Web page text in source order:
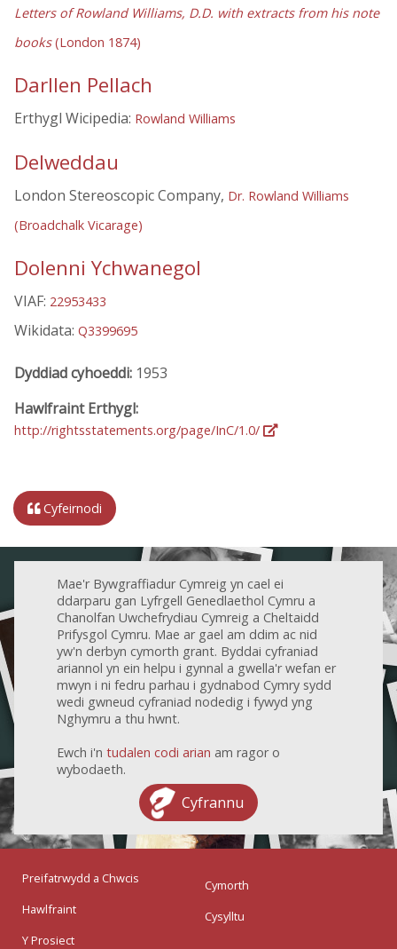
Letters of Rowland Williams, D.D. with extracts from his note
books(London 1874)
Darllen Pellach
Erthygl Wicipedia: Rowland Williams
Delweddau
London Stereoscopic Company, Dr. Rowland Williams
(Broadchalk Vicarage)
Dolenni Ychwanegol
VIAF: 22953433
Wikidata: Q3399695
Dyddiad cyhoeddi: 1953
Hawlfraint Erthygl:
http://rightsstatements.org/page/InC/1.0/
Cyfeirnodi
Mae'r Bywgraffiadur Cymreig yn cael ei
ddarparu gan Lyfrgell Genedlaethol Cymru a
Chanolfan Uwchefrydiau Cymreig a Cheltaidd
Prifysgol Cymru. Mae ar gael am ddim ac nid
yw'n derbyn cymorth grant. Byddai cyfraniad
ariannol yn ein helpu i gynnal a gwella'r wefan er
mwyn i ni fedru parhau i gydnabod Cymry sydd
wedi gwneud cyfraniad nodedig i fywyd yng
Nghymru a thu hwnt.
Ewch i'n tudalen codi arian am ragor o
wybodaeth.
Cyfrannu
Preifatrwydd a Chwcis
Hawlfraint
Y Prosiect
Cymorth
Cysylltu